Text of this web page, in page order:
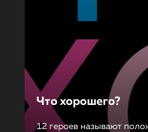
Что хорошего?
12 героев называют